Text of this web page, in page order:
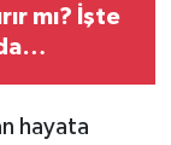
mı? İşte
hayata